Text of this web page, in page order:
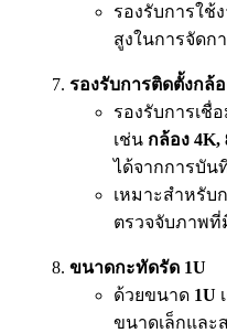
รองรับการใช้
สูงในการจัดก
รองรับการติดตั้งกล้
รองรับการเชื่
เช่น กล้อง 4K,
ได้จากการบั
เหมาะสำหรับ
ตรวจจับภาพที่
ขนาดกะทัดรัด 1U
ด้วยขนาด 1U
ขนาดเล็กและ